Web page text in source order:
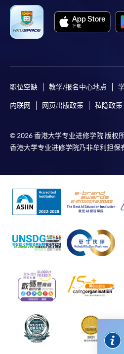
职位空缺 教学/报名中心地点
内联网 网页出版政策 私隐政策
© 2026 香港大学专业进修学院 版权
香港大学专业进修学院乃非牟利担保